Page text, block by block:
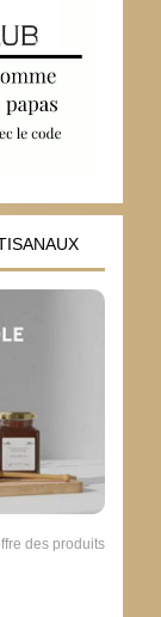
des produits